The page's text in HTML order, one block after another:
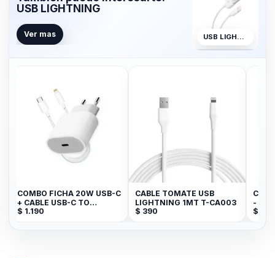
USB LIGHTNING
Ver mas USB LIGHTNING
COMBO FICHA 20W USB-C
+ CABLE USB-C TO
LIGHTNING - TOMATE
$ 1.190
CABLE TOMATE USB
LIGHTNING 1MT T-CA003
$ 390
-
$